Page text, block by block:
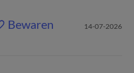
Bewaren 14-07-2026